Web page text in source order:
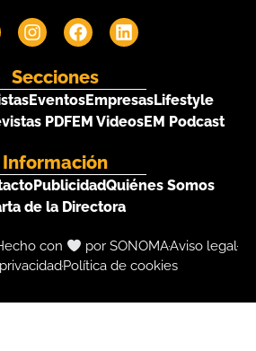
Secciones
EventosEmpresasLifestyle
PDFEM VideosEM Podcast
Información
PublicidadQuiénes Somos
de la Directora
con por SONOMAAviso legal
Política de cookies